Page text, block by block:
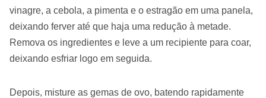
vinagre, a cebola, a pimenta e o estragão em uma panela,
deixando ferver até que haja uma redução à metade.
Remova os ingredientes e leve a um recipiente para coar,
deixando esfriar logo em seguida.
Depois, misture as gemas de ovo, batendo rapidamente